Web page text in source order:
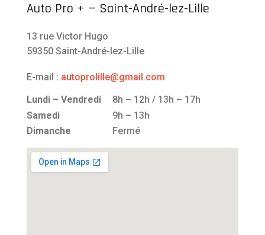
Auto Pro + — Saint-André-lez-Lille
13 rue Victor Hugo
59350 Saint-André-lez-Lille
E-mail : autoprolille@gmail.com
Lundi – Vendredi
8h – 12h / 13h – 17h
Samedi
9h – 13h
Dimanche
Fermé